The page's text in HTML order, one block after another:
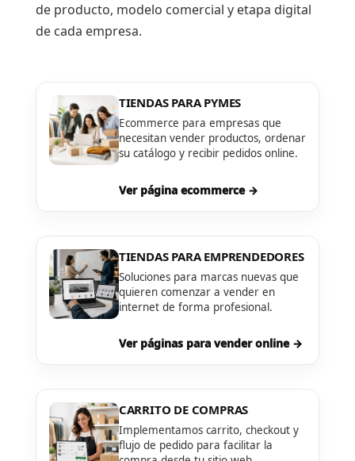
de producto, modelo comercial y etapa digital
de cada empresa.
TIENDAS PARA PYMES
Ecommerce para empresas que
necesitan vender productos, ordenar
su catálogo y recibir pedidos online.
Ver página ecommerce →
TIENDAS PARA EMPRENDEDORES
Soluciones para marcas nuevas que
quieren comenzar a vender en
internet de forma profesional.
Ver páginas para vender online →
CARRITO DE COMPRAS
Implementamos carrito, checkout y
flujo de pedido para facilitar la